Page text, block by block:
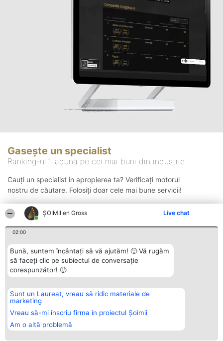
ȘOIMII en Gross Live chat
02:00
Bună, suntem încântați să vă ajutăm! 🙂 Vă rugăm
să faceți clic pe subiectul de conversație
corespunzător! 🙂
Sunt un Laureat, vreau să ridic materiale de
marketing
Vreau să-mi înscriu firma in proiectul Șoimii
Am o altă problemă
Gasește un specialist
Ranking-ul îi adună pe cei mai buni din industrie
Cauți un specialist in apropierea ta? Verificați motorul
nostru de căutare. Folosiți doar cele mai bune servicii!
Organizator Ranking
BRIGHT SOLUTIONS BR SRL
Aleea Timisul De Sus 2 Bl. A30
Sc. A Et. 4 Ap. 13 Cod 061952
București
CUI 36737675
Plebiscyt
Lista Tuturor
Laureaților
Statut
Contact